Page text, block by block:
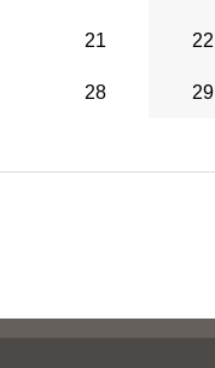
21 22
28 29